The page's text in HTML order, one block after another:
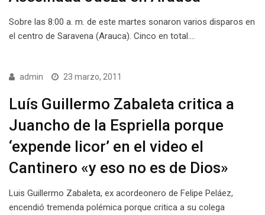
Sobre las 8:00 a. m. de este martes sonaron varios disparos en
el centro de Saravena (Arauca). Cinco en total.…
admin 23 marzo, 2011
Luís Guillermo Zabaleta critica a
Juancho de la Espriella porque
‘expende licor’ en el video el
Cantinero «y eso no es de Dios»
Luis Guillermo Zabaleta, ex acordeonero de Felipe Peláez,
encendió tremenda polémica porque critica a su colega